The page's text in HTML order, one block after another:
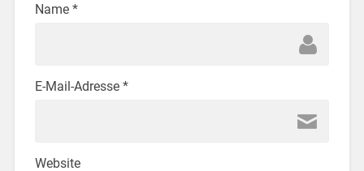
Name *
E-Mail-Adresse *
Website